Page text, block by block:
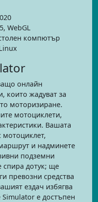
WebGL
компютър
онлайн
които жадуват за
моторизиране.
мотоциклети,
Вашата
мотоциклет,
и надминете
подземни
спира дотук; ще
превозни средства
ездач избягва
е достъпен